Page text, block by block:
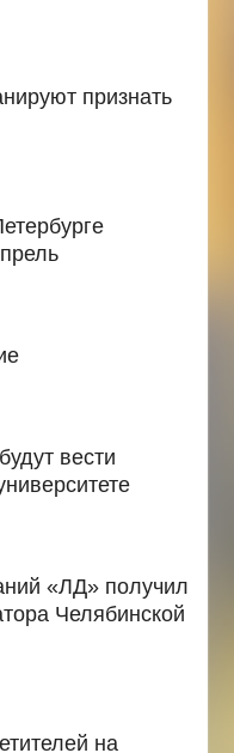
признать
вести
«ЛД» получил
Челябинской
на